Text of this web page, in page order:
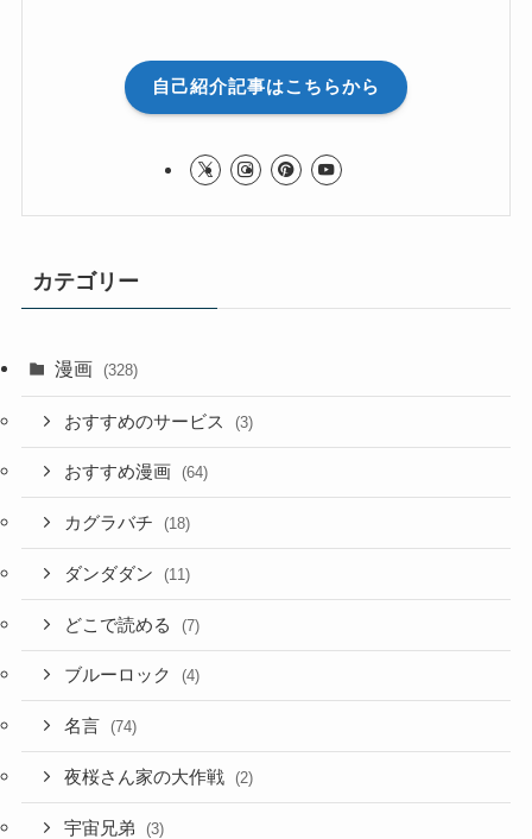
自己紹介記事はこちらから
カテゴリー
漫画 (328)
おすすめのサービス (3)
おすすめ漫画 (64)
カグラバチ (18)
ダンダダン (11)
どこで読める (7)
ブルーロック (4)
名言 (74)
夜桜さん家の大作戦 (2)
宇宙兄弟 (3)